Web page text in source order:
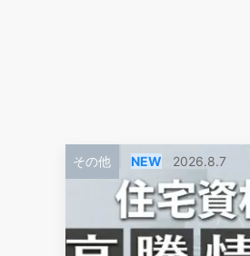
その他 NEW 2026.8.7